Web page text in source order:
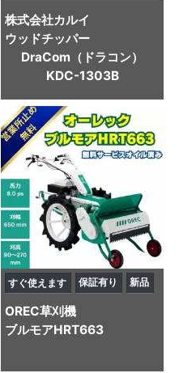
株式会社カルイ
ウッドチッパー
DraCom（ドラコン）
KDC-1303B
すぐ使えます 保証有り 新品
OREC草刈機
ブルモアHRT663